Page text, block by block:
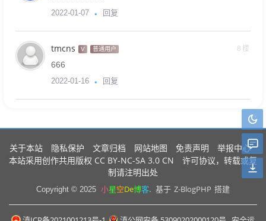
2022-01-07 回复
tmcns V 普通用户 8楼
666
2022-01-16 回复
关于本站 隐私保护 文章归档 网站地图 免责声明 举报中心
本站采用创作共用版权 CC BY-NC-SA 3.0 CN
许可协议，转载或复
制请注明出处
Copyright © 2025 小星空De博客. 基于 Z-BlogPHP 搭建